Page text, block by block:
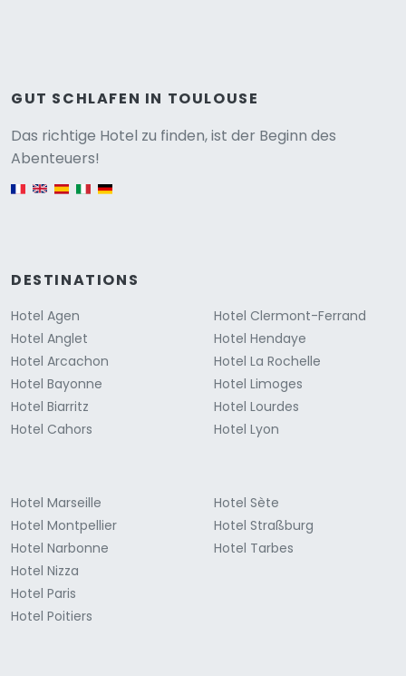
GUT SCHLAFEN IN TOULOUSE
Das richtige Hotel zu finden, ist der Beginn des
Abenteuers!
English version
DESTINATIONS
Hotel Agen
Hotel Anglet
Hotel Arcachon
Hotel Bayonne
Hotel Biarritz
Hotel Cahors
Hotel Clermont-Ferrand
Hotel Hendaye
Hotel La Rochelle
Hotel Limoges
Hotel Lourdes
Hotel Lyon
Hotel Marseille
Hotel Montpellier
Hotel Narbonne
Hotel Nizza
Hotel Paris
Hotel Poitiers
Hotel Sète
Hotel Straßburg
Hotel Tarbes